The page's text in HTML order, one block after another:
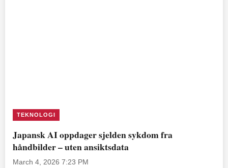
TEKNOLOGI
Japansk AI oppdager sjelden sykdom fra
håndbilder – uten ansiktsdata
March 4, 2026 7:23 PM